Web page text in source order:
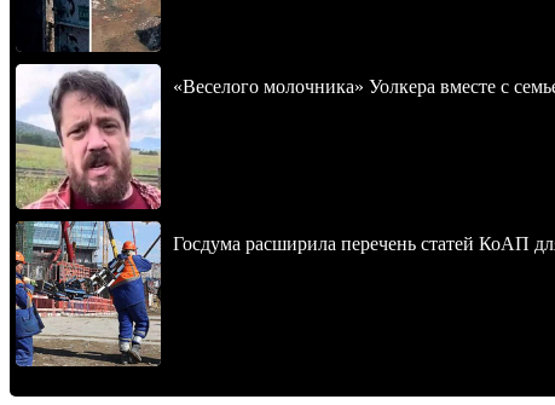
«Веселого молочника» Уолкера вместе с
Госдума расширила перечень статей КоАП